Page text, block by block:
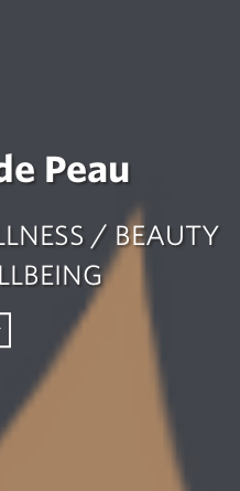
Peau
/ BEAUTY